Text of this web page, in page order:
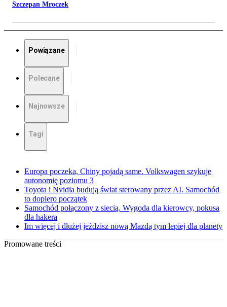
Szczepan Mroczek
Powiązane
Polecane
Najnowsze
Tagi
Europa poczeka, Chiny pojadą same. Volkswagen szykuje
autonomię poziomu 3
Toyota i Nvidia budują świat sterowany przez AI. Samochód
to dopiero początek
Samochód połączony z siecią. Wygoda dla kierowcy, pokusa
dla hakera
Im więcej i dłużej jeździsz nową Mazdą tym lepiej dla planety
Promowane treści